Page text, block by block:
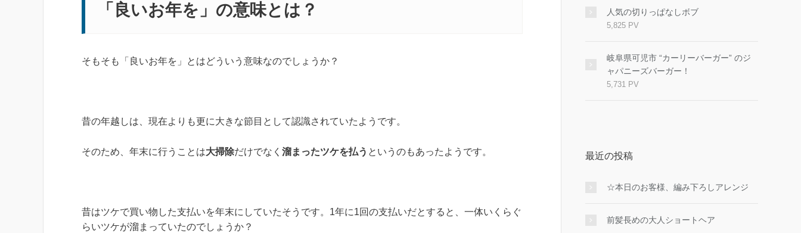
「良いお年を」の意味とは？
そもそも「良いお年を」とはどういう意味なのでしょうか？
昔の年越しは、現在よりも更に大きな節目として認識されていたようです。
そのため、年末に行うことは大掃除だけでなく 溜まったツケを払う というのもあったようです。
昔はツケで買い物した支払いを年末にしていたそうです。1年に1回の支払いだとすると、一体いくらぐ
らいツケが溜まっていたのでしょうか？
人気の切りっぱなしボブ
5,825 PV
岐阜県可児市 “カーリーバーガー” のジ
ャパニーズバーガー！
5,731 PV
最近の投稿
☆本日のお客様、編み下ろしアレンジ
前髪長めの大人ショートヘア